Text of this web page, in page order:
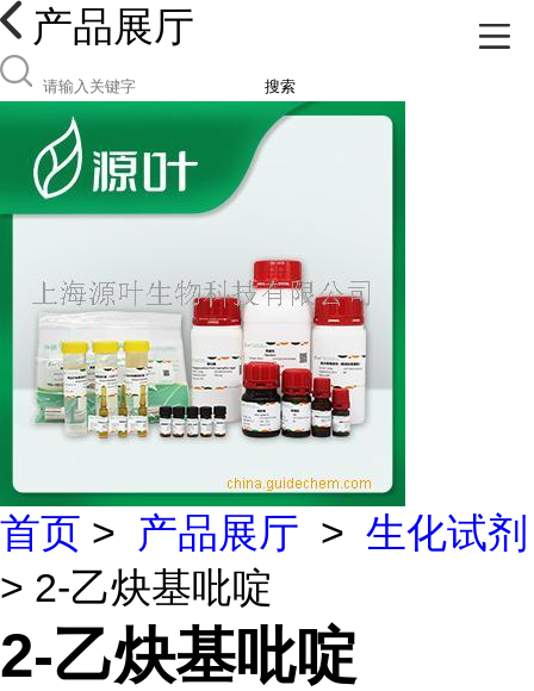
产品展厅
搜索
首页 > 产品展厅 > 生化试剂
> 2-乙炔基吡啶
2-乙炔基吡啶